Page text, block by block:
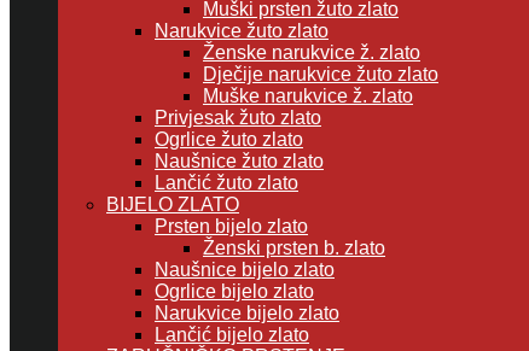
Muški prsten žuto zlato
Narukvice žuto zlato
Ženske narukvice ž. zlato
Dječije narukvice žuto zlato
Muške narukvice ž. zlato
Privjesak žuto zlato
Ogrlice žuto zlato
Naušnice žuto zlato
Lančić žuto zlato
BIJELO ZLATO
Prsten bijelo zlato
Ženski prsten b. zlato
Naušnice bijelo zlato
Ogrlice bijelo zlato
Narukvice bijelo zlato
Lančić bijelo zlato